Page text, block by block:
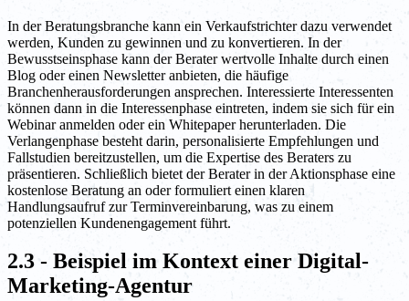
In der Beratungsbranche kann ein Verkaufstrichter dazu verwendet
werden, Kunden zu gewinnen und zu konvertieren. In der
Bewusstseinsphase kann der Berater wertvolle Inhalte durch einen
Blog oder einen Newsletter anbieten, die häufige
Branchenherausforderungen ansprechen. Interessierte Interessenten
können dann in die Interessenphase eintreten, indem sie sich für ein
Webinar anmelden oder ein Whitepaper herunterladen. Die
Verlangenphase besteht darin, personalisierte Empfehlungen und
Fallstudien bereitzustellen, um die Expertise des Beraters zu
präsentieren. Schließlich bietet der Berater in der Aktionsphase eine
kostenlose Beratung an oder formuliert einen klaren
Handlungsaufruf zur Terminvereinbarung, was zu einem
potenziellen Kundenengagement führt.
2.3 - Beispiel im Kontext einer Digital-
Marketing-Agentur